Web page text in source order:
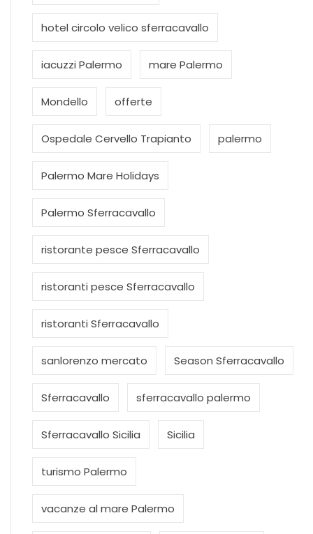
hotel circolo velico sferracavallo
iacuzzi Palermo mare Palermo
Mondello offerte
Ospedale Cervello Trapianto palermo
Palermo Mare Holidays
Palermo Sferracavallo
ristorante pesce Sferracavallo
ristoranti pesce Sferracavallo
ristoranti Sferracavallo
sanlorenzo mercato Season Sferracavallo
Sferracavallo sferracavallo palermo
Sferracavallo Sicilia Sicilia
turismo Palermo
vacanze al mare Palermo